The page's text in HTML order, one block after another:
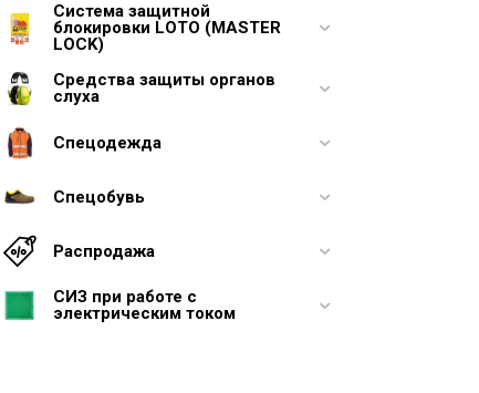
Система защитной
блокировки LOTO (MASTER
LOCK)
Средства защиты органов
слуха
Спецодежда
Спецобувь
Распродажа
СИЗ при работе с
электрическим током